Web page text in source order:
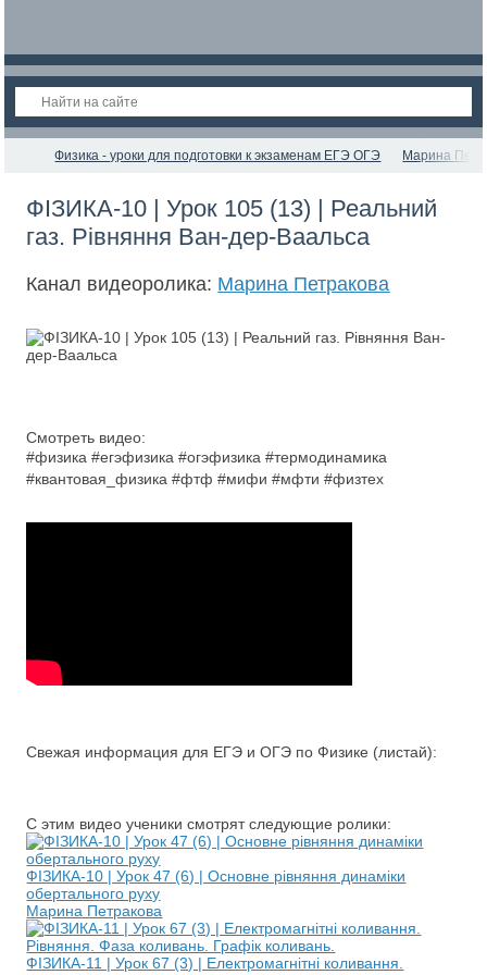
Физика - уроки для подготовки к экзаменам ЕГЭ ОГЭ Марина
ФІЗИКА-10 | Урок 105 (13) | Реальний
газ. Рівняння Ван-дер-Ваальса
Канал видеоролика: Марина Петракова
Смотреть видео:
#физика #егэфизика #огэфизика #термодинамика
#квантовая_физика #фтф #мифи #мфти #физтех
Свежая информация для ЕГЭ и ОГЭ по Физике (листай):
С этим видео ученики смотрят следующие ролики:
ФІЗИКА-10 | Урок 47 (6) | Основне рівняння динаміки
обертального руху
Марина Петракова
ФІЗИКА-11 | Урок 67 (3) | Електромагнітні коливання.